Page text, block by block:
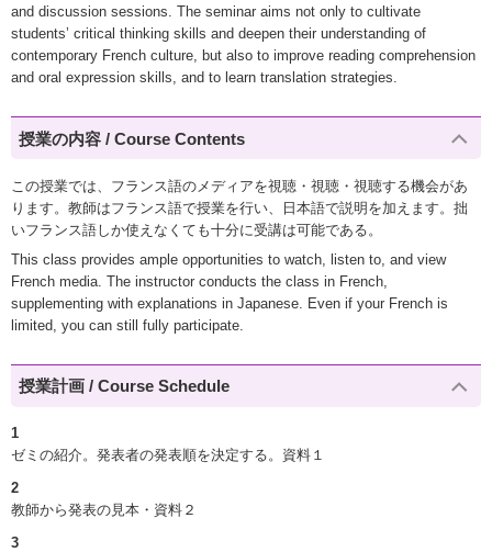
and discussion sessions. The seminar aims not only to cultivate
students’ critical thinking skills and deepen their understanding of
contemporary French culture, but also to improve reading comprehension
and oral expression skills, and to learn translation strategies.
授業の内容 / Course Contents
この授業では、フランス語のメディアを視聴・視聴・視聴する機会があ
ります。教師はフランス語で授業を行い、日本語で説明を加えます。拙
いフランス語しか使えなくても十分に受講は可能である。
This class provides ample opportunities to watch, listen to, and view
French media. The instructor conducts the class in French,
supplementing with explanations in Japanese. Even if your French is
limited, you can still fully participate.
授業計画 / Course Schedule
1
ゼミの紹介。発表者の発表順を決定する。資料１
2
教師から発表の見本・資料２
3